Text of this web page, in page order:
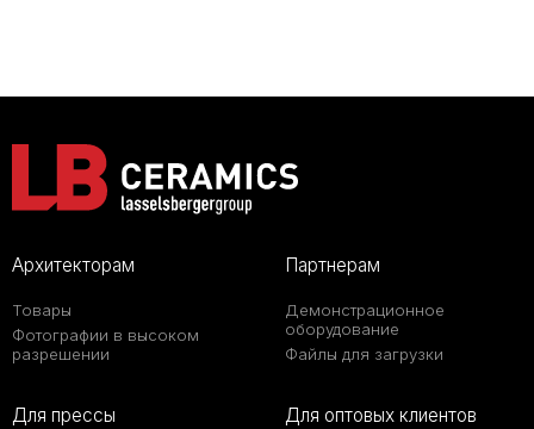
Архитекторам
Товары
Фотографии в высоком
разрешении
Партнерам
Демонстрационное
оборудование
Файлы для загрузки
Для прессы Для оптовых клиентов